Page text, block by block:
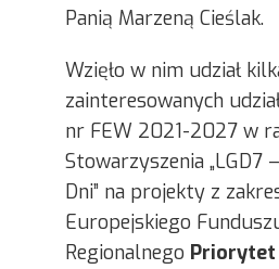
Panią Marzeną Cieślak.
Wzięło w nim udział
zainteresowanych
nr FEW 2021-2027 w
Stowarzyszenia „LGD7
Dni” na projekty z
Europejskiego
Regionalnego Priorytet